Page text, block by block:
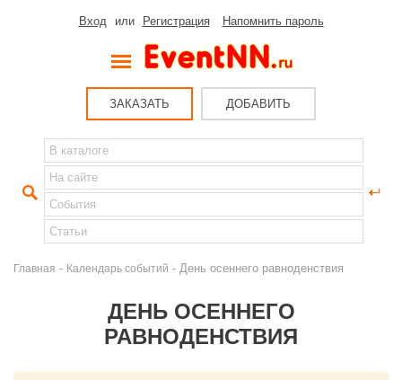
Вход или Регистрация Напомнить пароль
ЗАКАЗАТЬ ДОБАВИТЬ
Главная - Календарь событий - День осеннего равноденствия
ДЕНЬ ОСЕННЕГО
РАВНОДЕНСТВИЯ